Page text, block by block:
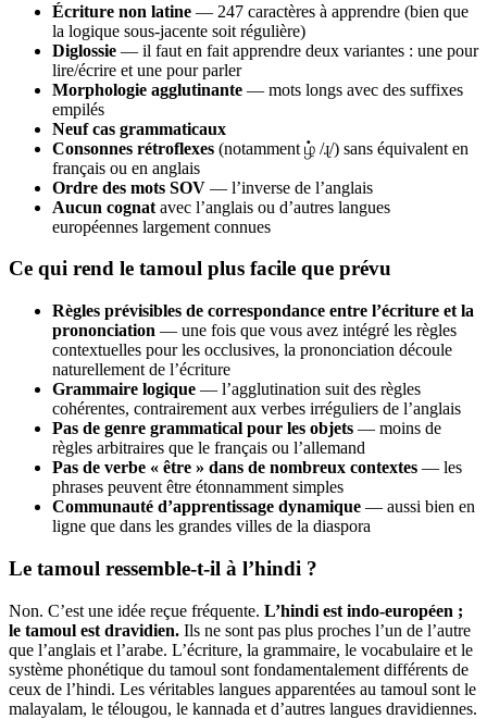
Écriture non latine — 247 caractères à apprendre (bien que
la logique sous-jacente soit régulière)
Diglossie — il faut en fait apprendre deux variantes : une pour
lire/écrire et une pour parler
Morphologie agglutinante — mots longs avec des suffixes
empilés
Neuf cas grammaticaux
Consonnes rétroflexes (notamment ழ் /ɻ/) sans équivalent en
français ou en anglais
Ordre des mots SOV — l’inverse de l’anglais
Aucun cognat avec l’anglais ou d’autres langues
européennes largement connues
Ce qui rend le tamoul plus facile que prévu
Règles prévisibles de correspondance entre l’écriture et la
prononciation — une fois que vous avez intégré les règles
contextuelles pour les occlusives, la prononciation découle
naturellement de l’écriture
Grammaire logique — l’agglutination suit des règles
cohérentes, contrairement aux verbes irréguliers de l’anglais
Pas de genre grammatical pour les objets — moins de
règles arbitraires que le français ou l’allemand
Pas de verbe « être » dans de nombreux contextes — les
phrases peuvent être étonnamment simples
Communauté d’apprentissage dynamique — aussi bien en
ligne que dans les grandes villes de la diaspora
Le tamoul ressemble-t-il à l’hindi ?
Non. C’est une idée reçue fréquente. L’hindi est indo-européen ;
le tamoul est dravidien. Ils ne sont pas plus proches l’un de l’autre
que l’anglais et l’arabe. L’écriture, la grammaire, le vocabulaire et le
système phonétique du tamoul sont fondamentalement différents de
ceux de l’hindi. Les véritables langues apparentées au tamoul sont le
malayalam, le télougou, le kannada et d’autres langues dravidiennes.